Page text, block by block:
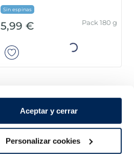
Aceptar y cerrar
Personalizar cookies
Sin piel
8,99 € Bossa 900 g